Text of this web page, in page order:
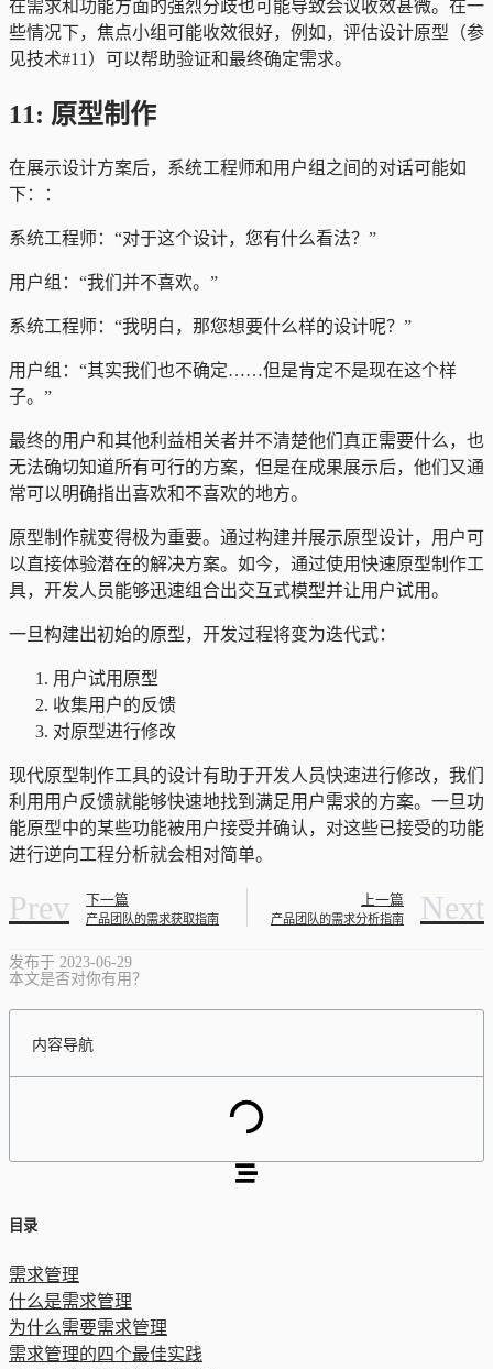
在需求和功能方面的强烈分歧也可能导致会议收效甚微。在一
些情况下，焦点小组可能收效很好，例如，评估设计原型（参
见技术#11）可以帮助验证和最终确定需求。
11: 原型制作
在展示设计方案后，系统工程师和用户组之间的对话可能如
下：：
系统工程师：“对于这个设计，您有什么看法？”
用户组：“我们并不喜欢。”
系统工程师：“我明白，那您想要什么样的设计呢？”
用户组：“其实我们也不确定……但是肯定不是现在这个样
子。”
最终的用户和其他利益相关者并不清楚他们真正需要什么，也
无法确切知道所有可行的方案，但是在成果展示后，他们又通
常可以明确指出喜欢和不喜欢的地方。
原型制作就变得极为重要。通过构建并展示原型设计，用户可
以直接体验潜在的解决方案。如今，通过使用快速原型制作工
具，开发人员能够迅速组合出交互式模型并让用户试用。
一旦构建出初始的原型，开发过程将变为迭代式：
用户试用原型
收集用户的反馈
对原型进行修改
现代原型制作工具的设计有助于开发人员快速进行修改，我们
利用用户反馈就能够快速地找到满足用户需求的方案。一旦功
能原型中的某些功能被用户接受并确认，对这些已接受的功能
进行逆向工程分析就会相对简单。
Prev 下一篇
产品团队的需求获取指南
上一篇
产品团队的需求分析指南 Next
发布于 2023-06-29
本文是否对你有用？
内容导航
目录
需求管理
什么是需求管理
为什么需要需求管理
需求管理的四个最佳实践